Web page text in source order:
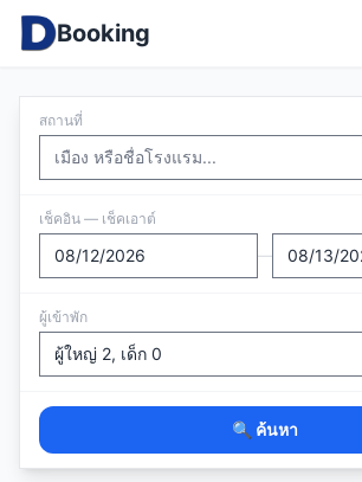
Booking
สถานที่
เช็คอิน — เช็คเอาต์
—
ผู้เข้าพัก
🔍 ค้นหา